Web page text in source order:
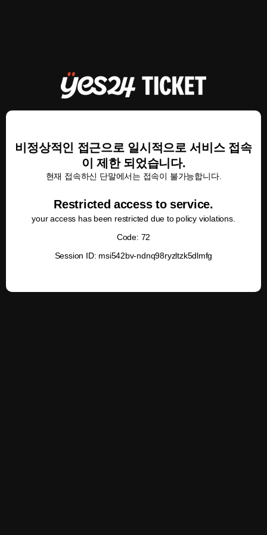
비정상적인 접근으로 일시적으로 서비스 접속
이 제한 되었습니다.
현재 접속하신 단말에서는 접속이 불가능합니다.
Restricted access to service.
your access has been restricted due to policy violations.
Code: 72
Session ID: msi542bv-ndnq98ryzltzk5dlmfg